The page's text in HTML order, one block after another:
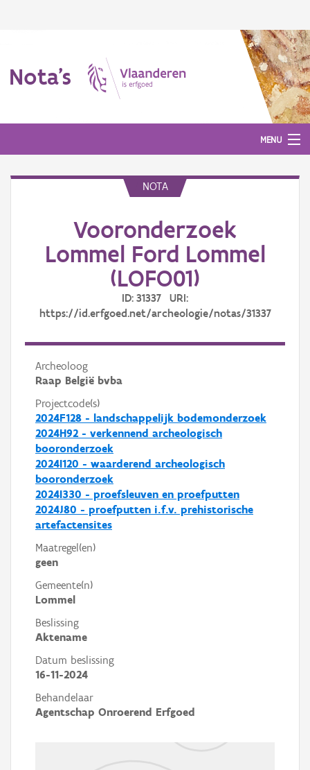
Nota's
MENU
NOTA
Vooronderzoek
Lommel Ford Lommel
(LOFO01)
ID: 31337 URI:
https://id.erfgoed.net/archeologie/notas/31337
Archeoloog
Raap België bvba
Projectcode(s)
2024F128 - landschappelijk bodemonderzoek
2024H92 - verkennend archeologisch
booronderzoek
2024I120 - waarderend archeologisch
booronderzoek
2024I330 - proefsleuven en proefputten
2024J80 - proefputten i.f.v. prehistorische
artefactensites
Maatregel(en)
geen
Gemeente(n)
Lommel
Beslissing
Aktename
Datum beslissing
16-11-2024
Behandelaar
Agentschap Onroerend Erfgoed